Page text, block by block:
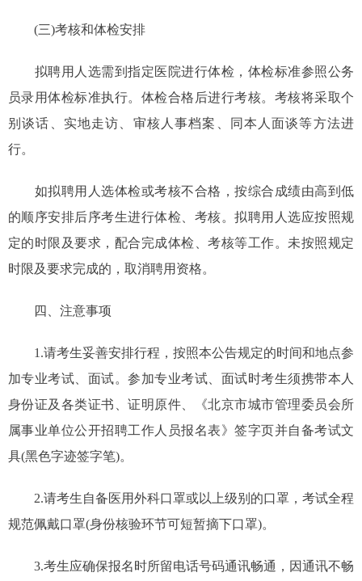
(三)考核和体检安排
拟聘用人选需到指定医院进行体检，体检标准参照公务
员录用体检标准执行。体检合格后进行考核。考核将采取个
别谈话、实地走访、审核人事档案、同本人面谈等方法进
行。
如拟聘用人选体检或考核不合格，按综合成绩由高到低
的顺序安排后序考生进行体检、考核。拟聘用人选应按照规
定的时限及要求，配合完成体检、考核等工作。未按照规定
时限及要求完成的，取消聘用资格。
四、注意事项
1.请考生妥善安排行程，按照本公告规定的时间和地点参
加专业考试、面试。参加专业考试、面试时考生须携带本人
身份证及各类证书、证明原件、《北京市城市管理委员会所
属事业单位公开招聘工作人员报名表》签字页并自备考试文
具(黑色字迹签字笔)。
2.请考生自备医用外科口罩或以上级别的口罩，考试全程
规范佩戴口罩(身份核验环节可短暂摘下口罩)。
3.考生应确保报名时所留电话号码通讯畅通，因通讯不畅